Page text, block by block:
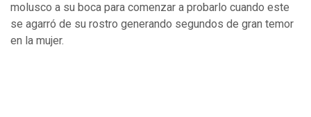
molusco a su boca para comenzar a probarlo cuando este
se agarró de su rostro generando segundos de gran temor
en la mujer.